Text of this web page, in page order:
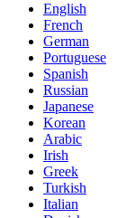
English
French
German
Portuguese
Spanish
Russian
Japanese
Korean
Arabic
Irish
Greek
Turkish
Italian